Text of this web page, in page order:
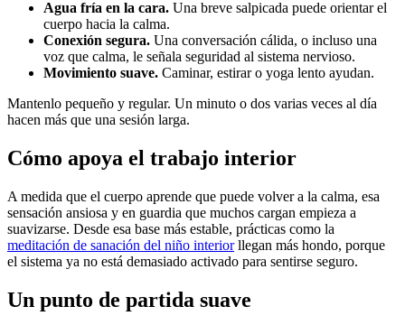
Agua fría en la cara. Una breve salpicada puede orientar el
cuerpo hacia la calma.
Conexión segura. Una conversación cálida, o incluso una
voz que calma, le señala seguridad al sistema nervioso.
Movimiento suave. Caminar, estirar o yoga lento ayudan.
Mantenlo pequeño y regular. Un minuto o dos varias veces al día
hacen más que una sesión larga.
Cómo apoya el trabajo interior
A medida que el cuerpo aprende que puede volver a la calma, esa
sensación ansiosa y en guardia que muchos cargan empieza a
suavizarse. Desde esa base más estable, prácticas como la
meditación de sanación del niño interiorllegan más hondo, porque
el sistema ya no está demasiado activado para sentirse seguro.
Un punto de partida suave